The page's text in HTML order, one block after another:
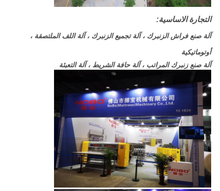
التجارة الاساسية:
آلة صنع فراش الزنبرك ، آلة تجميع الزنبرك ، آلة اللف الملتصقة ،
أوتوماتيكية
آلة صنع زنبرك المراتب ، آلة حافة الشريط ، آلة التعبئة